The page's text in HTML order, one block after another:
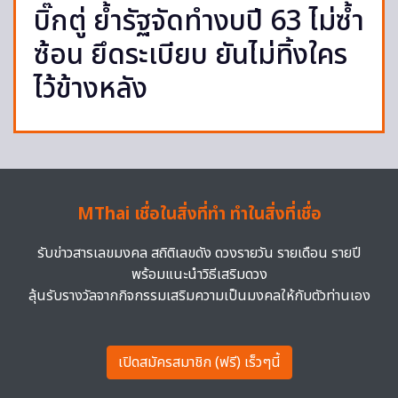
บิ๊กตู่ ย้ำรัฐจัดทำงบปี 63 ไม่ซ้ำ
ซ้อน ยึดระเบียบ ยันไม่ทิ้งใคร
ไว้ข้างหลัง
MThai เชื่อในสิ่งที่ทำ ทำในสิ่งที่เชื่อ
รับข่าวสารเลขมงคล สถิติเลขดัง ดวงรายวัน รายเดือน รายปี
พร้อมแนะนำวิธีเสริมดวง
ลุ้นรับรางวัลจากกิจกรรมเสริมความเป็นมงคลให้กับตัวท่านเอง
เปิดสมัครสมาชิก (ฟรี) เร็วๆนี้